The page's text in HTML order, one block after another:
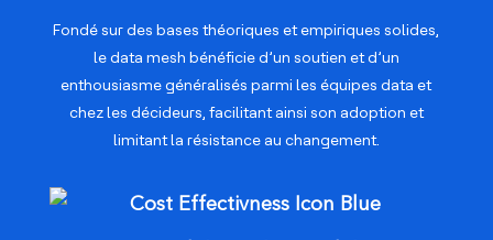
Fondé sur des bases théoriques et empiriques solides,
le data mesh bénéficie d’un soutien et d’un
enthousiasme généralisés parmi les équipes data et
chez les décideurs, facilitant ainsi son adoption et
limitant la résistance au changement.